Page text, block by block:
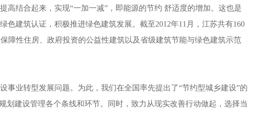
结合起来，实现“一加一减”，即能源的节约 舒适度的增加。这也是
建筑认证，积极推进绿色建筑发展。截至2012年11月，江苏共有160
障性住房、政府投资的公益性建筑以及省级建筑节能与绿色建筑示范
业转型发展问题。为此，我们在全国率先提出了“节约型城乡建设”的
建设管理各个条线和环节。同时，致力从现实改善行动做起，选择当